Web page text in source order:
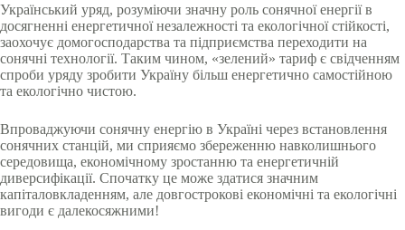
Український уряд, розуміючи значну роль сонячної енергії в
досягненні енергетичної незалежності та екологічної стійкості,
заохочує домогосподарства та підприємства переходити на
сонячні технології. Таким чином, «зелений» тариф є свідченням
спроби уряду зробити Україну більш енергетично самостійною
та екологічно чистою.
Впроваджуючи сонячну енергію в Україні через встановлення
сонячних станцій, ми сприяємо збереженню навколишнього
середовища, економічному зростанню та енергетичній
диверсифікації. Спочатку це може здатися значним
капіталовкладенням, але довгострокові економічні та екологічні
вигоди є далекосяжними!